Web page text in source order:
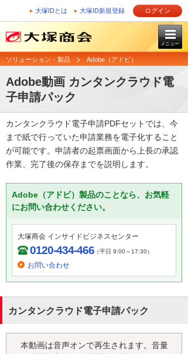
大塚IDとは 大塚ID新規登録 ログイン
メニュー
ソリューション・製品 Adobe（アドビ）
Adobe動画 カンタンクラウド電
子申請パック
カンタンクラウド電子申請PDFセットでは、今
まで紙で行っていた申請業務を電子化すること
が可能です。申請者の起票画面から上長の承認
作業、完了後の保存までを説明します。
Adobe（アドビ）製品のことなら、お気軽
にお問い合わせください。
大塚商会 インサイドビジネスセンター
0120-434-466（平日 9:00～17:30）
お問い合わせ
カンタンクラウド電子申請パック
本動画は音声オンで再生されます。音量